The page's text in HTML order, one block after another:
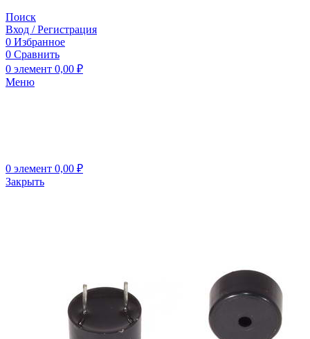
Поиск
Вход / Регистрация
0 Избранное
0 Сравнить
0 элемент 0,00 ₽
Меню
0 элемент 0,00 ₽
Закрыть